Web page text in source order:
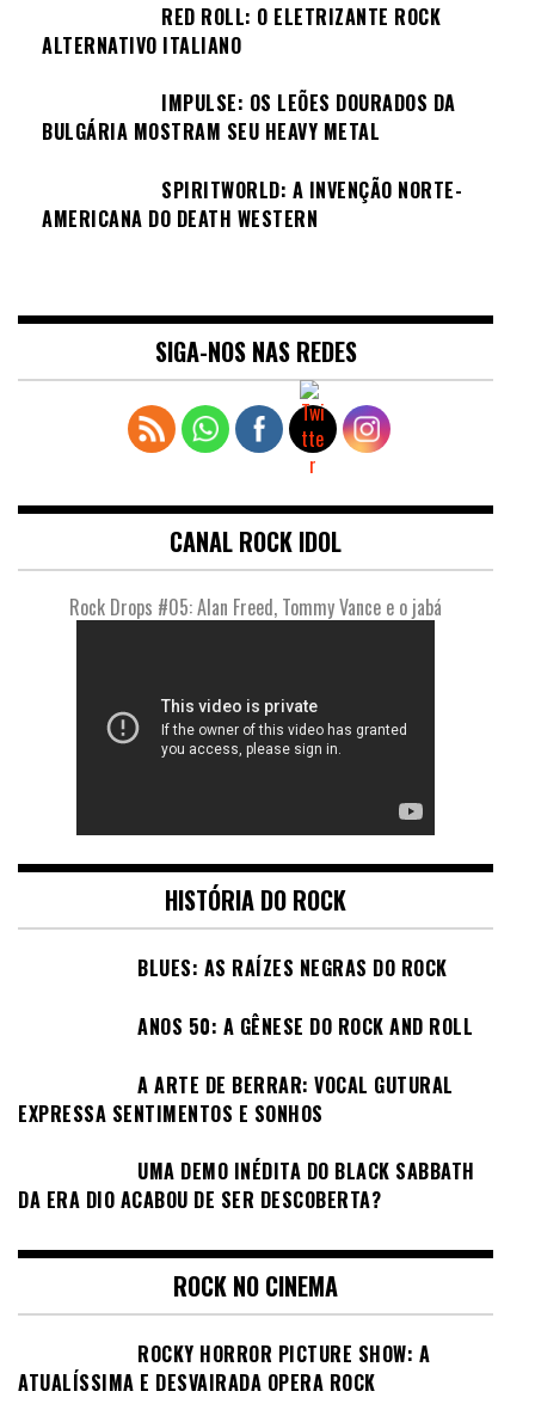
RED ROLL: O ELETRIZANTE ROCK
ALTERNATIVO ITALIANO
IMPULSE: OS LEÕES DOURADOS DA
BULGÁRIA MOSTRAM SEU HEAVY METAL
SPIRITWORLD: A INVENÇÃO NORTE-
AMERICANA DO DEATH WESTERN
SIGA-NOS NAS REDES
CANAL ROCK IDOL
Rock Drops #05: Alan Freed, Tommy Vance e o jabá
HISTÓRIA DO ROCK
BLUES: AS RAÍZES NEGRAS DO ROCK
ANOS 50: A GÊNESE DO ROCK AND ROLL
A ARTE DE BERRAR: VOCAL GUTURAL
EXPRESSA SENTIMENTOS E SONHOS
UMA DEMO INÉDITA DO BLACK SABBATH
DA ERA DIO ACABOU DE SER DESCOBERTA?
ROCK NO CINEMA
ROCKY HORROR PICTURE SHOW: A
ATUALÍSSIMA E DESVAIRADA OPERA ROCK